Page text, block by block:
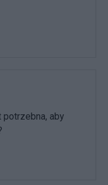
aby